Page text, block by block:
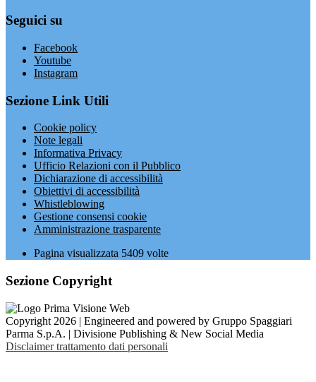
Seguici su
Facebook
Youtube
Instagram
Sezione Link Utili
Cookie policy
Note legali
Informativa Privacy
Ufficio Relazioni con il Pubblico
Dichiarazione di accessibilità
Obiettivi di accessibilità
Whistleblowing
Gestione consensi cookie
Amministrazione trasparente
Pagina visualizzata 5409 volte
Sezione Copyright
Copyright 2026 | Engineered and powered by Gruppo Spaggiari
Parma S.p.A. | Divisione Publishing & New Social Media
Disclaimer trattamento dati personali